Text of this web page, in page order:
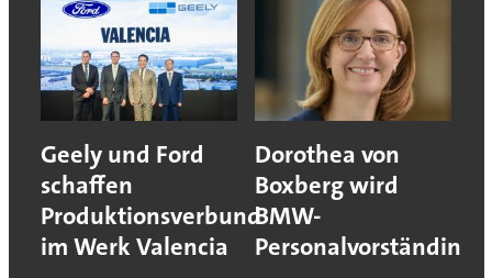
Geely und Ford
schaffen
Produktionsverbund
im Werk Valencia
Dorothea von
Boxberg wird
BMW-
Personalvorständin